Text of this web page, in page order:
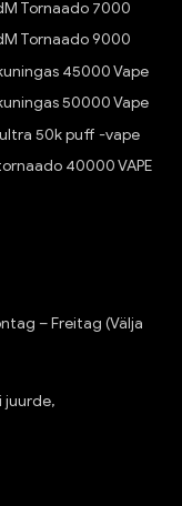
Tornaado 7000
Tornaado 9000
45000 Vape
50000 Vape
50k puff -vape
40000 VAPE
– Freitag (Välja
juurde,